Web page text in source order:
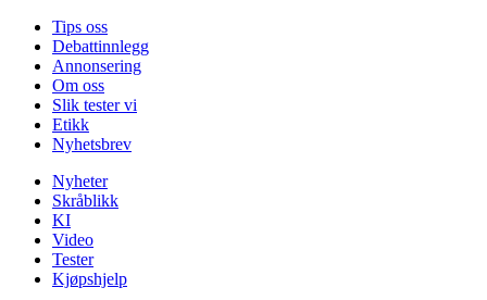
Tips oss
Debattinnlegg
Annonsering
Om oss
Slik tester vi
Etikk
Nyhetsbrev
Nyheter
Skråblikk
KI
Video
Tester
Kjøpshjelp